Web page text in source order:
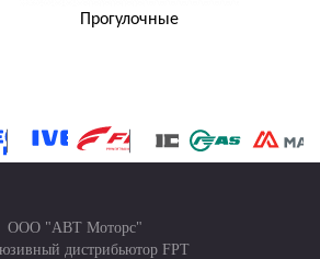
Прогулочные
ООО "АВТ Моторс"
дистрибьютор FPT